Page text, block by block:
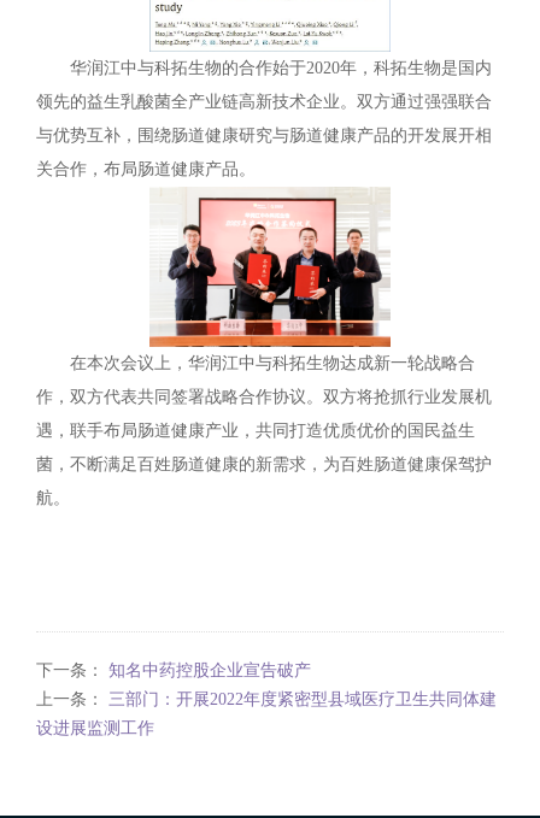
华润江中与科拓生物的合作始于2020年，科拓生物是国内
领先的益生乳酸菌全产业链高新技术企业。双方通过强强联合
与优势互补，围绕肠道健康研究与肠道健康产品的开发展开相
关合作，布局肠道健康产品。
在本次会议上，华润江中与科拓生物达成新一轮战略合
作，双方代表共同签署战略合作协议。双方将抢抓行业发展机
遇，联手布局肠道健康产业，共同打造优质优价的国民益生
菌，不断满足百姓肠道健康的新需求，为百姓肠道健康保驾护
航。
下一条： 知名中药控股企业宣告破产
上一条： 三部门：开展2022年度紧密型县域医疗卫生共同体建
设进展监测工作